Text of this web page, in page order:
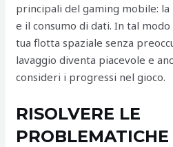
principali del gaming mobile: la
e il consumo di dati. In tal
tua flotta spaziale senza
lavaggio diventa piacevole e
consideri i progressi nel gioco.
RISOLVERE LE